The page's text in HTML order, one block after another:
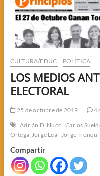
CULTURA/EDUC. POLÍTICA
LOS MEDIOS
ELECTORAL
25 de octubre de 2019
4
Adrián Di Nucci Carlos
Ortega Jorge Leal Jorge Tronqui
Compartir